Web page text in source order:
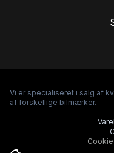
Vi er specialiseret i salg af
af forskellige bilmærker.